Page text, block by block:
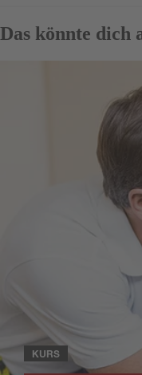
Das könnte dich
KURS